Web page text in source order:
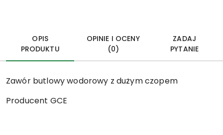
OPIS
PRODUKTU
OPINIE I OCENY
(0)
ZADAJ
PYTANIE
Zawór butlowy wodorowy z dużym czopem
Producent GCE